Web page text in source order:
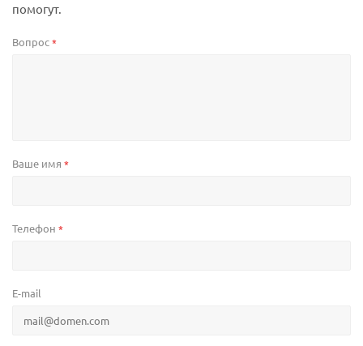
помогут.
Вопрос*
Ваше имя *
Телефон *
E-mail